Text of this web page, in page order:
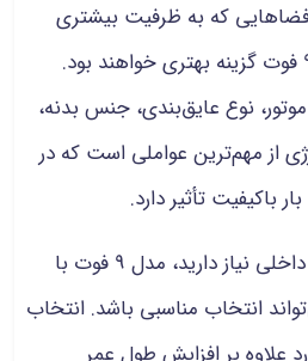
فضاهایی که به ظرفیت بیشتری
نیاز دارند، مدل‌های 7 یا 9 فوت گزینه بهتری خواهند بود.
نوع عایق‌بندی، جنس بدنه،
از مهم‌ترین عواملی است که در
باکیفیت تأثیر دارد.
اگر به ثبت و کنترل دمای داخلی نیاز دارید، مدل 9 فوت با
انتخاب مناسبی باشد. انتخاب
علاوه بر افزایش طول عمر